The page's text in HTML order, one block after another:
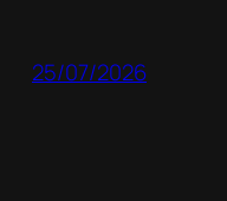
25/07/2026